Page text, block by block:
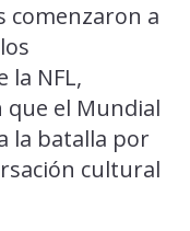
comenzaron a
la NFL,
el Mundial
la batalla por
cultural